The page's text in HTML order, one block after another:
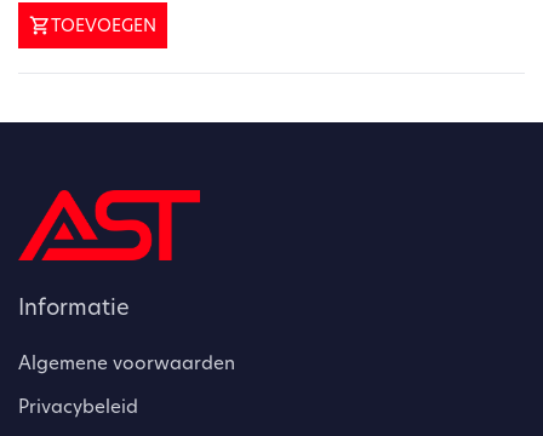
TOEVOEGEN
Informatie
Algemene voorwaarden
Privacybeleid